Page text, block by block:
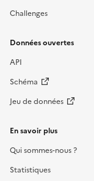
Challenges
Données ouvertes
API
Schéma
Jeu de données
En savoir plus
Qui sommes-nous ?
Statistiques